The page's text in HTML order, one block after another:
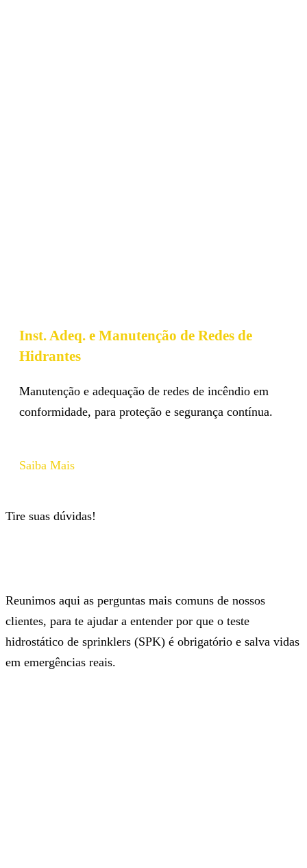
Inst. Adeq. e Manutenção de Redes de
Hidrantes
Manutenção e adequação de redes de incêndio em
conformidade, para proteção e segurança contínua.
Saiba Mais
Tire suas dúvidas!
Reunimos aqui as perguntas mais comuns de nossos
clientes, para te ajudar a entender por que o teste
hidrostático de sprinklers (SPK) é obrigatório e salva vidas
em emergências reais.